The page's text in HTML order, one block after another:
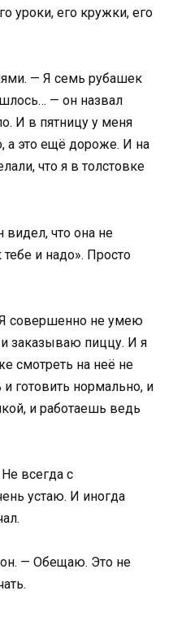
уроки, его кружки, его
— Я семь рубашек
— он назвал
И в пятницу у меня
а это ещё дороже. И на
что я в толстовке
видел, что она не
и надо». Просто
совершенно не умею
заказываю пиццу. И я
смотреть на неё не
готовить нормально, и
и работаешь ведь
всегда с
устаю. И иногда
он. — Обещаю. Это не